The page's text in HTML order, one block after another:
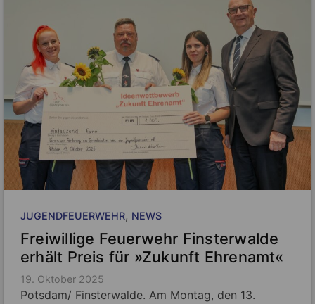
JUGENDFEUERWEHR, NEWS
Freiwillige Feuerwehr Finsterwalde
erhält Preis für »Zukunft Ehrenamt«
19. Oktober 2025
Potsdam/ Finsterwalde. Am Montag, den 13.